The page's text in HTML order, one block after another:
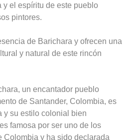
y el espíritu de este pueblo
pintores.
de Barichara y ofrecen una
y natural de este rincón
un encantador pueblo
de Santander, Colombia, es
y su estilo colonial bien
famosa por ser uno de los
Colombia y ha sido declarada